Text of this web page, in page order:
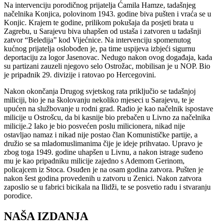
Na intervenciju porodičnog prijatelja Ćamila Hamze, tadašnjeg
načelnika Konjica, polovinom 1943. godine biva pušten i vraća se u
Konjic. Krajem te godine, prilikom pokušaja da posjeti brata u
Zagrebu, u Sarajevu biva uhapšen od ustaša i zatvoren u tadašnji
zatvor “Beledija” kod Vijećnice. Na intervenciju spomenutog
kućnog prijatelja oslobođen je, pa time uspijeva izbjeći sigurnu
deportaciju za logor Jasenovac. Nedugo nakon ovog događaja, kada
su partizani zauzeli njegovo selo Ostrožac, mobilisan je u NOP. Bio
je pripadnik 29. divizije i ratovao po Hercegovini.
Nakon okončanja Drugog svjetskog rata priključio se tadašnjoj
miliciji, bio je na školovanju nekoliko mjeseci u Sarajevu, te je
upućen na službovanje u rodni grad. Radio je kao načelnik ispostave
milicije u Ostrošcu, da bi kasnije bio prebačen u Livno za načelnika
milicije.2 Iako je bio posvećen poslu milicionera, nikad nije
ostavljao namaz i nikad nije postao član Komunističke partije, a
družio se sa mladomuslimanima čije je ideje prihvatao. Upravo je
zbog toga 1949. godine uhapšen u Livnu, a nakon istrage suđeno
mu je kao pripadniku milicije zajedno s Ademom Gerinom,
policajcem iz Stoca. Osuđen je na osam godina zatvora. Pušten je
nakon šest godina provedenih u zatvoru u Zenici. Nakon zatvora
zaposlio se u fabrici bicikala na Ilidži, te se posvetio radu i stvaranju
porodice.
NAŠA IZDANJA